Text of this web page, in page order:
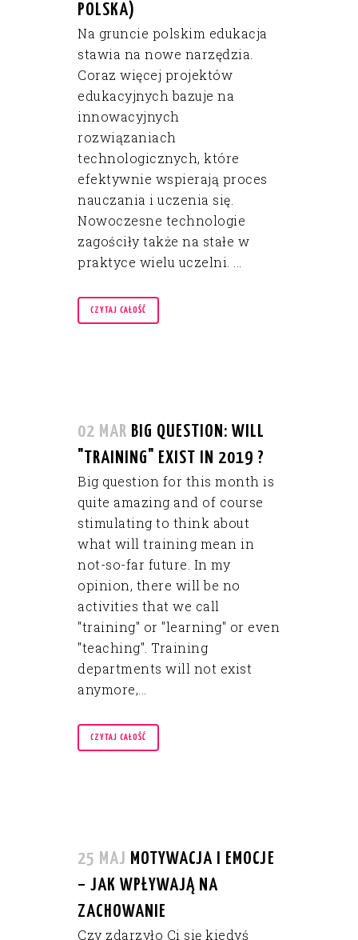
POLSKA)
Na gruncie polskim edukacja
stawia na nowe narzędzia.
Coraz więcej projektów
edukacyjnych bazuje na
innowacyjnych
rozwiązaniach
technologicznych, które
efektywnie wspierają proces
nauczania i uczenia się.
Nowoczesne technologie
zagościły także na stałe w
praktyce wielu uczelni. ...
CZYTAJ CAŁOŚĆ
02 MAR BIG QUESTION: WILL
"TRAINING" EXIST IN 2019 ?
Big question for this month is
quite amazing and of course
stimulating to think about
what will training mean in
not-so-far future. In my
opinion, there will be no
activities that we call
"training" or "learning" or even
"teaching". Training
departments will not exist
anymore,...
CZYTAJ CAŁOŚĆ
25 MAJ MOTYWACJA I EMOCJE
– JAK WPŁYWAJĄ NA
ZACHOWANIE
Czy zdarzyło Ci się kiedyś